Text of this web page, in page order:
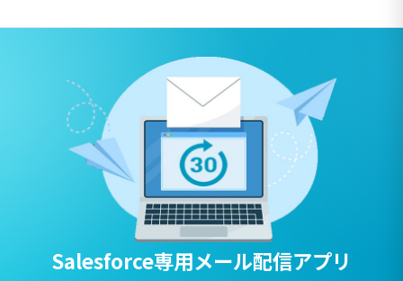
Salesforce専用メール配信アプリ